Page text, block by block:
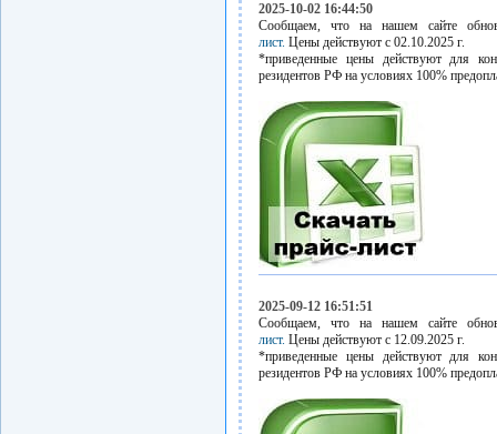
2025-10-02 16:44:50
Сообщаем, что на нашем сайте
лист. Цены действуют с 02.10.2025 г.
*приведенные цены действуют для
резидентов РФ на условиях 100%
2025-09-12 16:51:51
Сообщаем, что на нашем сайте
лист. Цены действуют с 12.09.2025 г.
*приведенные цены действуют для
резидентов РФ на условиях 100%